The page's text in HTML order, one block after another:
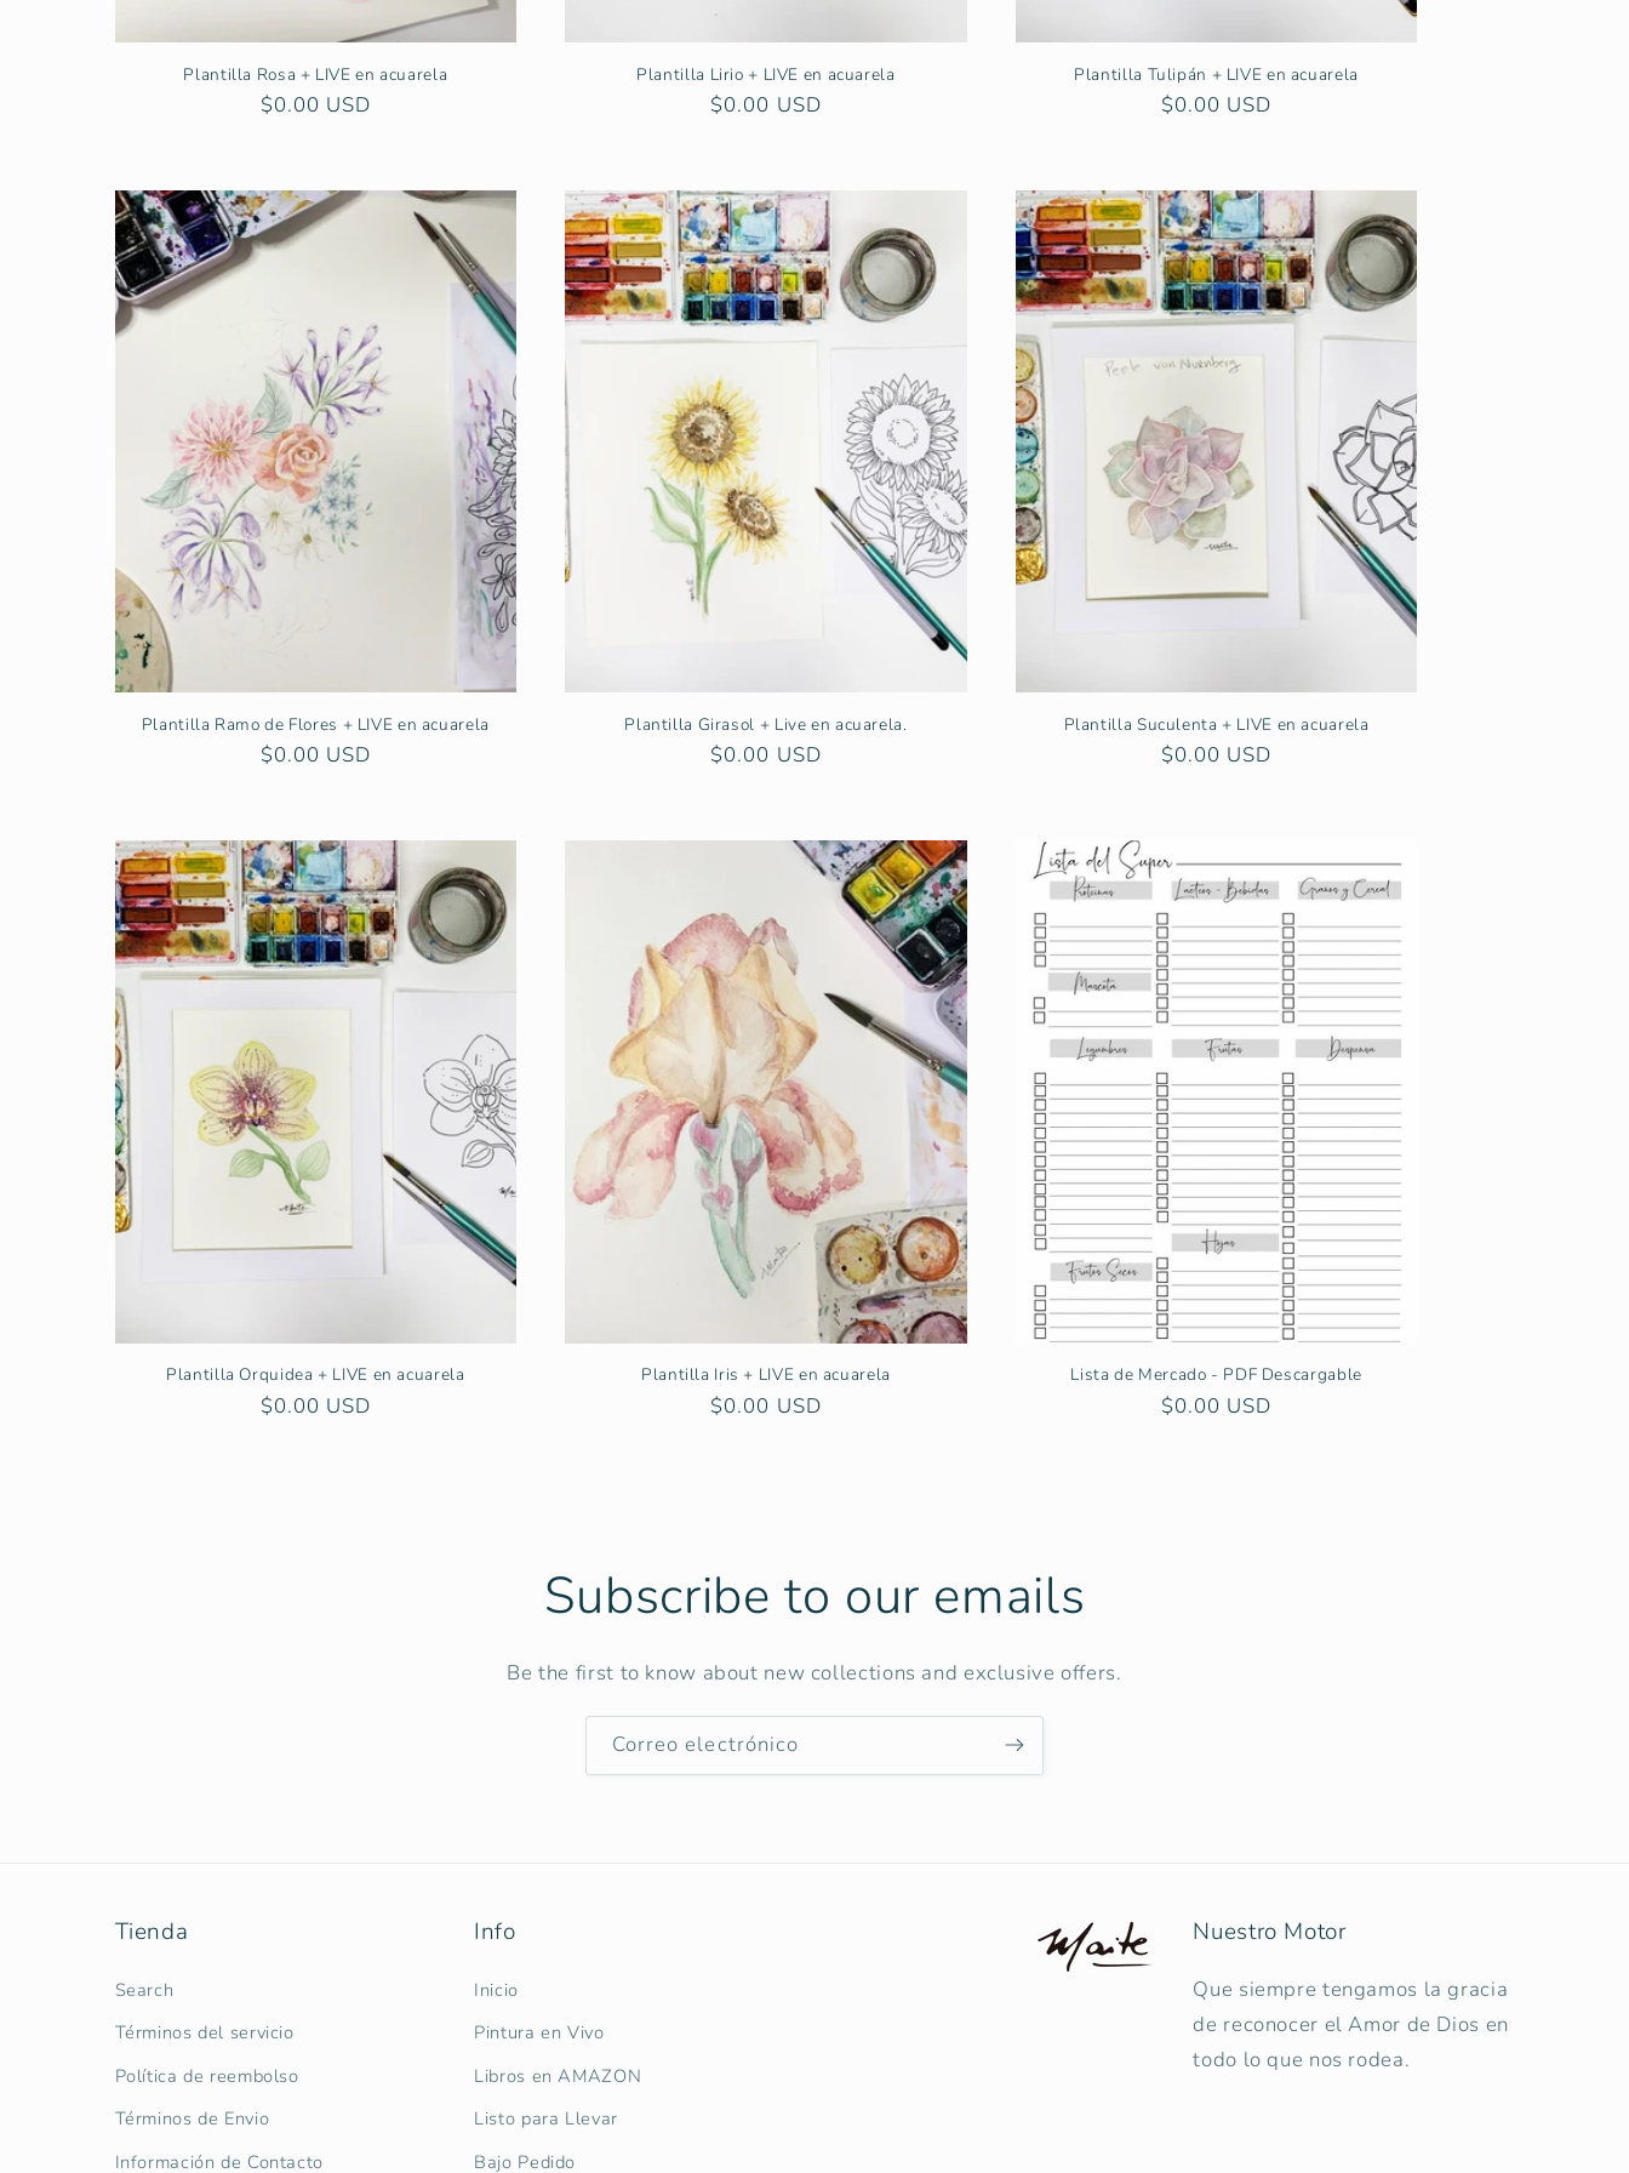
Plantilla Rosa + LIVE en acuarela
Precio
$0.00 USD
Plantilla Lirio + LIVE en acuarela
Precio
$0.00 USD
Plantilla Tulipán + LIVE en acuarela
Precio
$0.00 USD
Plantilla Ramo de Flores + LIVE en acuarela
Precio
$0.00 USD
Plantilla Girasol + Live en acuarela.
Precio
$0.00 USD
Plantilla Suculenta + LIVE en acuarela
Precio
$0.00 USD
Plantilla Orquidea + LIVE en acuarela
Precio
$0.00 USD
Plantilla Iris + LIVE en acuarela
Precio
$0.00 USD
Lista de Mercado - PDF Descargable
Precio
$0.00 USD
Subscribe to our emails
Be the first to know about new collections and exclusive offers.
Correo electrónico
Tienda
Search
Términos del servicio
Política de reembolso
Términos de Envio
Información de Contacto
Info
Inicio
Pintura en Vivo
Libros en AMAZON
Listo para Llevar
Bajo Pedido
Nuestro Motor
Que siempre tengamos la gracia
de reconocer el Amor de Dios en
todo lo que nos rodea.